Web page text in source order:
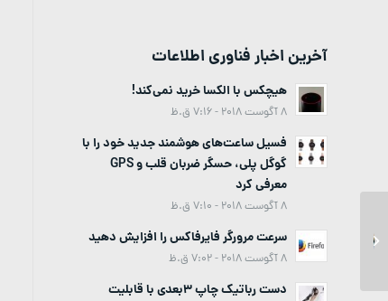
آخرین اخبار فناوری اطلاعات
هیچکس با الکسا خرید نمی‌کند!
8 آگوست 2018 - 7:16 ق.ظ
فسیل ساعت‌های هوشمند جدید خود را با
گوگل پلی، حسگر ضربان قلب و GPS
معرفی کرد
8 آگوست 2018 - 7:10 ق.ظ
سرعت مرورگر فایرفاکس را افزایش دهید
8 آگوست 2018 - 7:02 ق.ظ
دست رباتیک چاپ 3بعدی با قابلیت
حداکثر مجاز به استفاده از
دو بریدگی هستند...